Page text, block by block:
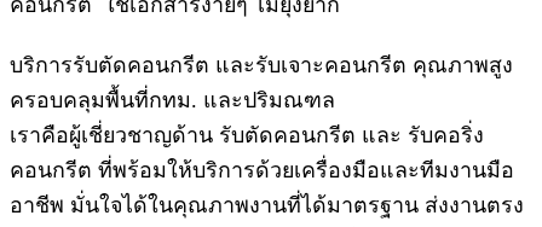
คอนกรีต ใช้เอกสารง่ายๆ ไม่ยุงยาก
บริการรับตัดคอนกรีต และรับเจาะคอนกรีต คุณภาพสูง
ครอบคลุมพื้นที่กทม. และปริมณฑล
เราคือผู้เชี่ยวชาญด้าน รับตัดคอนกรีต และ รับคอริ่ง
คอนกรีต ที่พร้อมให้บริการด้วยเครื่องมือและทีมงานมือ
อาชีพ มั่นใจได้ในคุณภาพงานที่ได้มาตรฐาน ส่งงานตรง